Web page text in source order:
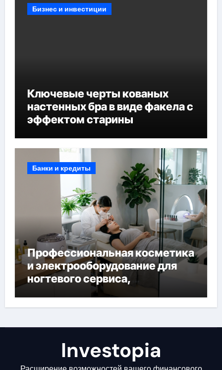
Бизнес и инвестиции
Ключевые черты кованых
настенных бра в виде факела с
эффектом старины
Банки и кредиты
Профессиональная косметика
и электрооборудование для
ногтевого сервиса,
наращивания ресниц и
депиляции
Investopia